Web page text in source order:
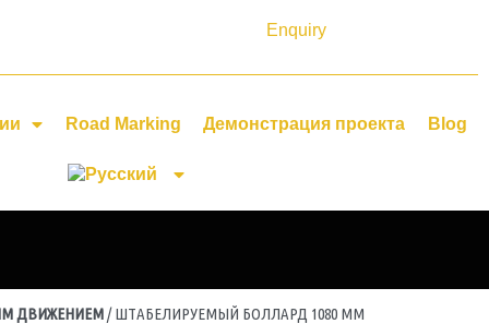
Enquiry
Road Marking Демонстрация проекта Blog
ДВИЖЕНИЕМ/ ШТАБЕЛИРУЕМЫЙ БОЛЛАРД 1080 ММ